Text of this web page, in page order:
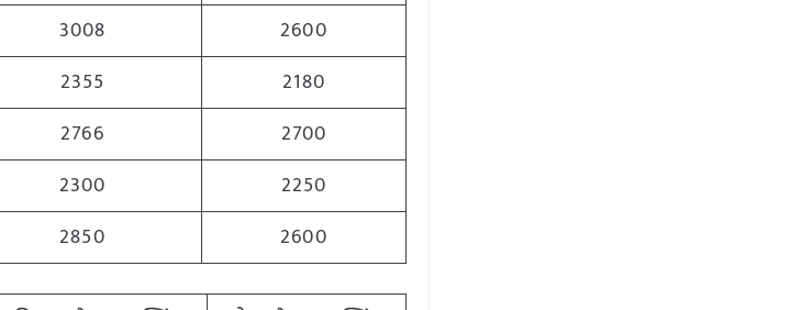
3008
2600
2355
2180
2766
2700
2300
2250
2850 2600